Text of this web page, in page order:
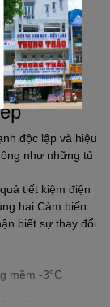
(GBK)
độc lập và hiệu
như những tủ
tiết kiệm điện
hai Cảm biến
biết sự thay đổi
mềm -3°C